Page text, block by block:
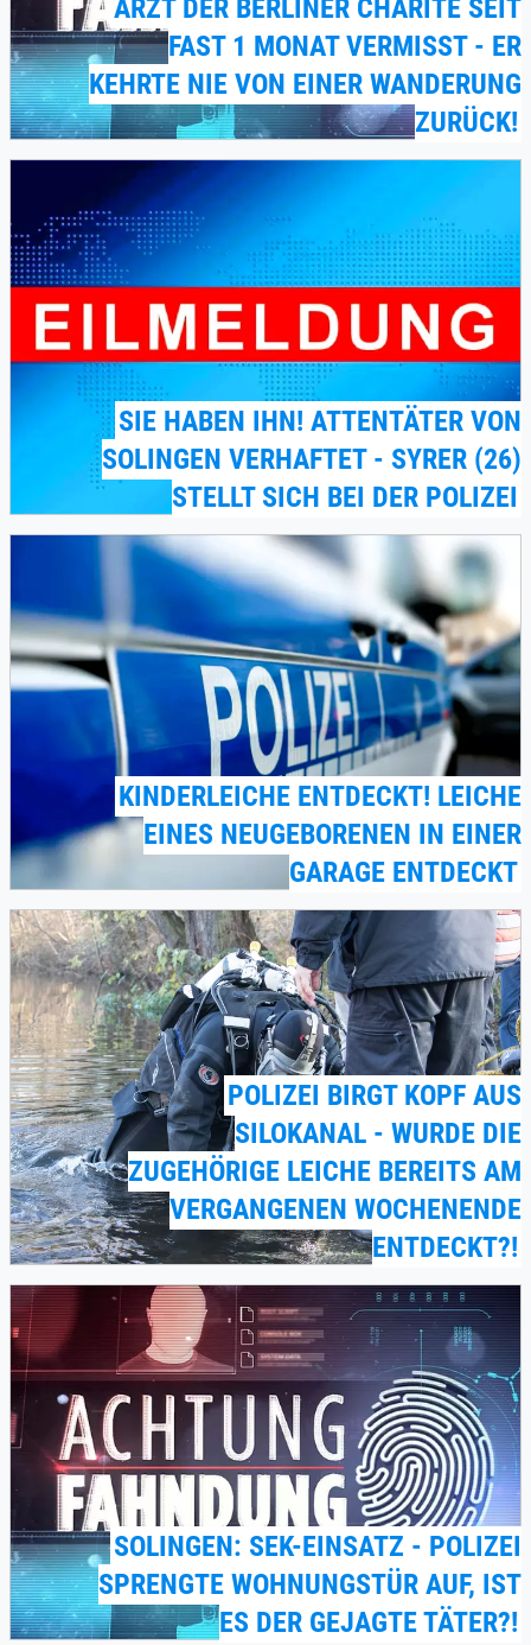
ARZT DER BERLINER CHARITÉ SEIT
FAST 1 MONAT VERMISST - ER
KEHRTE NIE VON EINER WANDERUNG
ZURÜCK!
SIE HABEN IHN! ATTENTÄTER VON
SOLINGEN VERHAFTET - SYRER (26)
STELLT SICH BEI DER POLIZEI
KINDERLEICHE ENTDECKT! LEICHE
EINES NEUGEBORENEN IN EINER
GARAGE ENTDECKT
POLIZEI BIRGT KOPF AUS
SILOKANAL - WURDE DIE
ZUGEHÖRIGE LEICHE BEREITS AM
VERGANGENEN WOCHENENDE
ENTDECKT?!
SOLINGEN: SEK-EINSATZ - POLIZEI
SPRENGTE WOHNUNGSTÜR AUF, IST
ES DER GEJAGTE TÄTER?!